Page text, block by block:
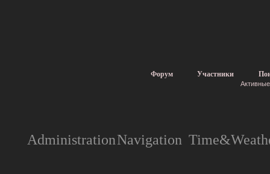
Форум Участники
AdministrationNavigation